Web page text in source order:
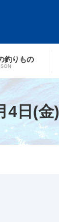
釣りもの
4日(金)